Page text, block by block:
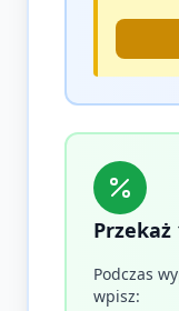
Przekaż
Podczas
wpisz: